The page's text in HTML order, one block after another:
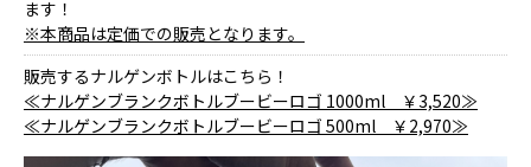
ます！
※本商品は定価での販売となります。
販売するナルゲンボトルはこちら！
≪ナルゲンブランクボトルブービーロゴ 1000ml ￥3,520≫
≪ナルゲンブランクボトルブービーロゴ 500ml ￥2,970≫